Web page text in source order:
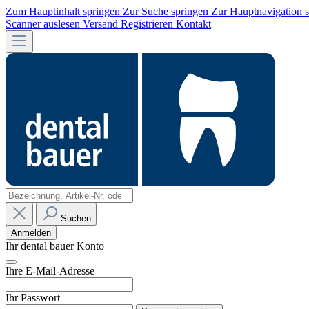
Zum Hauptinhalt springen Zur Suche springen Zur Hauptnavigation
Scanner auslesen Versand Registrieren Kontakt
Suchen
Anmelden
Ihr dental bauer Konto
Ihre E-Mail-Adresse
Ihr Passwort